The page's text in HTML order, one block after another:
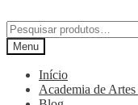
Menu
Início
Academia de